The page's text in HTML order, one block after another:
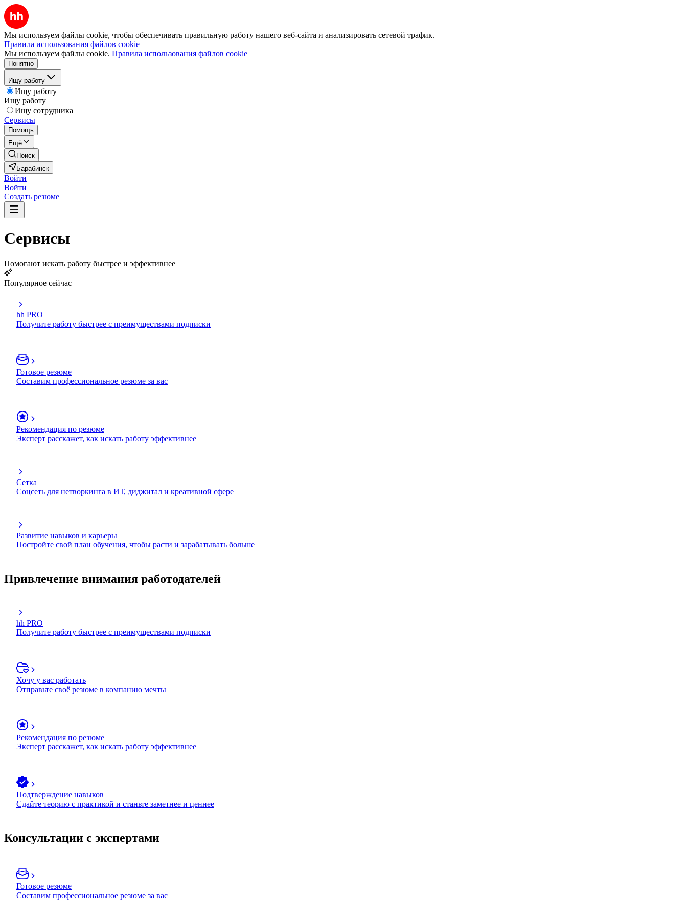
Мы используем файлы cookie, чтобы обеспечивать правильную работу нашего веб-сайта и анализировать сетевой трафик.
Правила использования файлов cookie
Мы используем файлы cookie. Правила использования файлов cookie
Понятно
Ищу работу
Ищу работу
Ищу работу
Ищу сотрудника
Сервисы
Помощь
Ещё
Поиск
Барабинск
Войти
Войти
Создать резюме
Сервисы
Помогают искать работу быстрее и эффективнее
Популярное сейчас
hh PRO
Получите работу быстрее с преимуществами подписки
Готовое резюме
Составим профессиональное резюме за вас
Рекомендация по резюме
Эксперт расскажет, как искать работу эффективнее
Сетка
Соцсеть для нетворкинга в ИТ, диджитал и креативной сфере
Развитие навыков и карьеры
Постройте свой план обучения, чтобы расти и зарабатывать больше
Привлечение внимания работодателей
hh PRO
Получите работу быстрее с преимуществами подписки
Хочу у вас работать
Отправьте своё резюме в компанию мечты
Рекомендация по резюме
Эксперт расскажет, как искать работу эффективнее
Подтверждение навыков
Сдайте теорию с практикой и станьте заметнее и ценнее
Консультации с экспертами
Готовое резюме
Составим профессиональное резюме за вас